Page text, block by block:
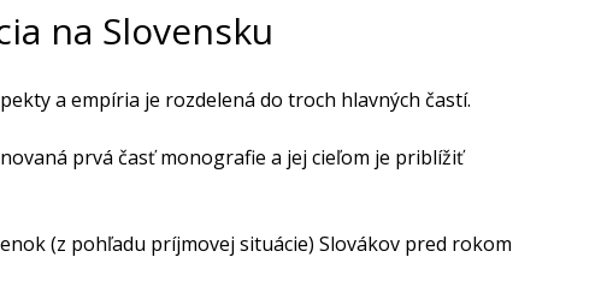
na Slovensku
a empíria je rozdelená do troch hlavných častí.
prvá časť monografie a jej cieľom je priblížiť
(z pohľadu príjmovej situácie) Slovákov pred rokom